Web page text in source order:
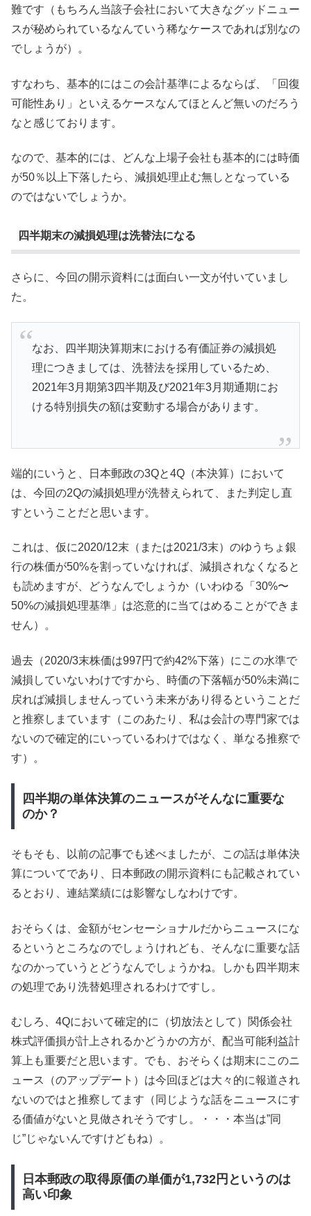
難です（もちろん当該子会社において大きなグッドニュー
スが秘められているなんていう稀なケースであれば別なの
でしょうが）。
すなわち、基本的にはこの会計基準によるならば、「回復
可能性あり」といえるケースなんてほとんど無いのだろう
なと感じております。
なので、基本的には、どんな上場子会社も基本的には時価
が50％以上下落したら、減損処理止む無しとなっている
のではないでしょうか。
四半期末の減損処理は洗替法になる
さらに、今回の開示資料には面白い一文が付いていまし
た。
なお、四半期決算期末における有価証券の減損処
理につきましては、洗替法を採用しているため、
2021年3月期第3四半期及び2021年3月期通期にお
ける特別損失の額は変動する場合があります。
端的にいうと、日本郵政の3Qと4Q（本決算）において
は、今回の2Qの減損処理が洗替えられて、また判定し直
すということだと思います。
これは、仮に2020/12末（または2021/3末）のゆうちょ銀
行の株価が50%を割っていなければ、減損されなくなると
も読めますが、どうなんでしょうか（いわゆる「30%〜
50%の減損処理基準」は恣意的に当てはめることができま
せん）。
過去（2020/3末株価は997円で約42%下落）にこの水準で
減損していないわけですから、時価の下落幅が50%未満に
戻れば減損しませんっていう未来があり得るということだ
と推察しまています（このあたり、私は会計の専門家では
ないので確定的にいっているわけではなく、単なる推察で
す）。
四半期の単体決算のニュースがそんなに重要な
のか？
そもそも、以前の記事でも述べましたが、この話は単体決
算についてであり、日本郵政の開示資料にも記載されてい
るとおり、連結業績には影響なしなわけです。
おそらくは、金額がセンセーショナルだからニュースにな
るというところなのでしょうけれども、そんなに重要な話
なのかっていうとどうなんでしょうかね。しかも四半期末
の処理であり洗替処理されるわけですし。
むしろ、4Qにおいて確定的に（切放法として）関係会社
株式評価損が計上されるかどうかの方が、配当可能利益計
算上も重要だと思います。でも、おそらくは期末にこのニ
ュース（のアップデート）は今回ほどは大々的に報道され
ないのではと推察してます（同じような話をニュースにす
る価値がないと見做されそうですし。・・・本当は”同
じ”じゃないんですけどもね）。
日本郵政の取得原価の単価が1,732円というのは
高い印象